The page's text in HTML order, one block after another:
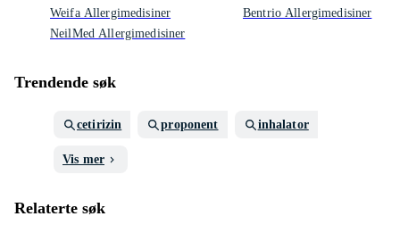
Weifa Allergimedisiner
NeilMed Allergimedisiner
Bentrio Allergimedisiner
Trendende søk
cetirizin proponent inhalator
Vis mer
Relaterte søk